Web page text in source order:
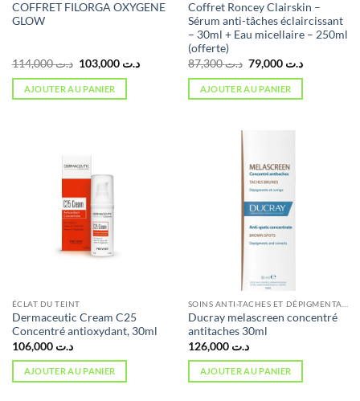
COFFRET FILORGA OXYGENE
GLOW
د.ت114,000
Le
initial
était :
د.ت 103,000
Le
AJOUTER AU PANIER
Coffret Roncey Clairskin –
Sérum anti-tâches éclaircissant
– 30ml + Eau micellaire – 250ml
(offerte)
د.ت87,300
Le
prix
initial
était :
د.ت 79,000
Le
AJOUTER AU PANIER
ÉCLAT DU TEINT
Dermaceutic Cream C25
Concentré antioxydant, 30ml
د.ت 106,000
AJOUTER AU PANIER
SOINS ANTI-TACHES ET DÉPIGMENTANTS
Ducray melascreen concentré
antitaches 30ml
د.ت 126,000
AJOUTER AU PANIER